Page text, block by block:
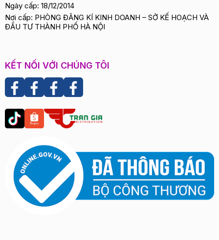
Ngày cấp: 18/12/2014
Nơi cấp: PHÒNG ĐĂNG KÍ KINH DOANH – SỞ KẾ HOẠCH VÀ
ĐẦU TƯ THÀNH PHỐ HÀ NỘI
KẾT NỐI VỚI CHÚNG TÔI